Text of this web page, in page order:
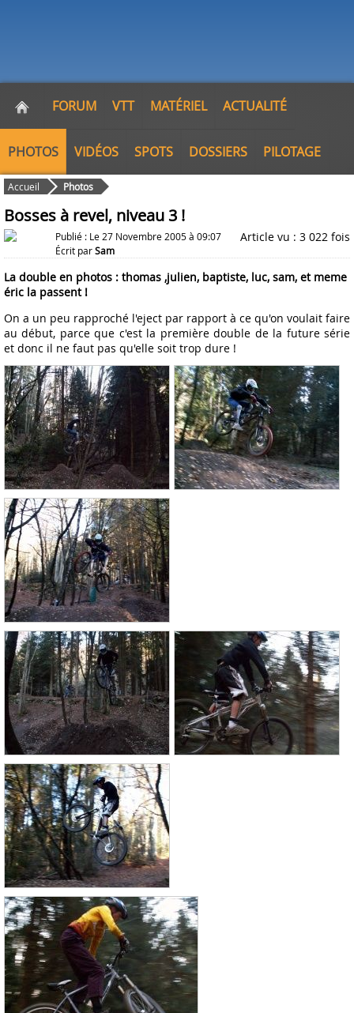
FORUM VTT MATÉRIEL ACTUALITÉ
PHOTOS VIDÉOS SPOTS DOSSIERS PILOTAGE
Accueil Photos
Bosses à revel, niveau 3 !
Publié : Le 27 Novembre 2005 à 09:07
Écrit parSam
Article vu : 3 022 fois
La double en photos : thomas ,julien, baptiste, luc, sam, et meme
éric la passent !
On a un peu rapproché l'eject par rapport à ce qu'on voulait faire
au début, parce que c'est la première double de la future série
et donc il ne faut pas qu'elle soit trop dure !